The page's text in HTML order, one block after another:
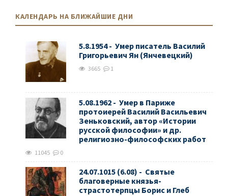
КАЛЕНДАРЬ НА БЛИЖАЙШИЕ ДНИ
5.8.1954 - Умер писатель Василий
Григорьевич Ян (Янчевецкий)
3665 1
5.08.1962 - Умер в Париже
протоиерей Василий Васильевич
Зеньковский, автор «Истории
русской философии» и др.
религиозно-философских работ
11045 0
24.07.1015 (6.08) - Святые
благоверные князья-
страстотерпцы Борис и Глеб